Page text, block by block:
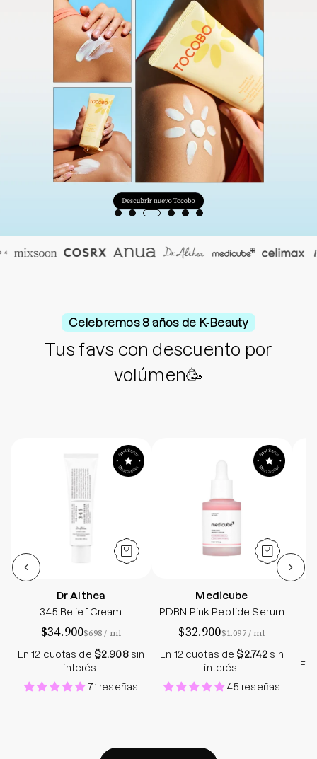
Protector Solar en Barra No.1
Parche para granitos
Rastrear mi Pedido
Parches para granitos internos
Parches para manchitas pos acné
Celebremos 8 años de K-Beauty
Tus favs con descuento por
volúmen🥳
345 Relief Cream - Sokobox
Dr Althea
345 Relief Cream
$34.900$698/ por
ml
En 12 cuotas de $2.908sin
interés.
71 reseñas
PDRN Pink Peptide
Medicube
PDRN Pink Peptide Serum
$32.900$1.097/ por
ml
En 12 cuotas de $2.742sin
interés.
45 reseñas
En